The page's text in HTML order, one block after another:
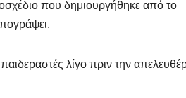
που δημιουργήθηκε από το
λίγο πριν την